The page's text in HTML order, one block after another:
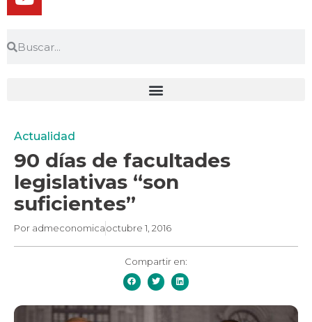
Actualidad
90 días de facultades
legislativas “son
suficientes”
Por admeconomicaoctubre 1, 2016
Compartir en: